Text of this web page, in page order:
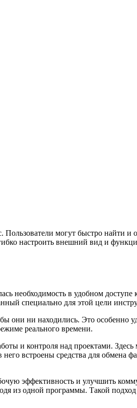
Пользователи могут быстро найти
настроить внешний вид и
необходимость в удобном
специально для этой цели
они ни находились. Это особенно
реального времени.
и контроля над проектами. Здесь
него встроены средства для
эффективность и улучшить
одной программы. Такой подход